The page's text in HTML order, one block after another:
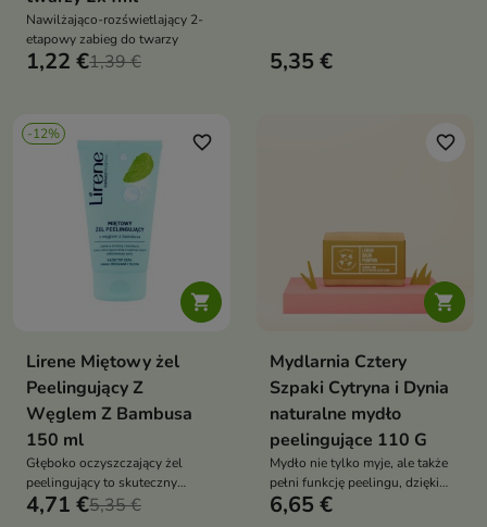
Nawilżająco-rozświetlający 2-
etapowy zabieg do twarzy
1,22 €1,39 € 5,35 €
-12%

favorite_border
Lirene Miętowy żel
Peelingujący Z
Węglem Z Bambusa
150 ml
Głęboko oczyszczający żel
peelingujący to skuteczny
produkt do codziennej
4,71 €5,35 €

favorite_border
Mydlarnia Cztery
Szpaki Cytryna i Dynia
naturalne mydło
peelingujące 110 G
Mydło nie tylko myje, ale także
pełni funkcję peelingu, dzięki
obecności wytłoków z pestek
6,65 €